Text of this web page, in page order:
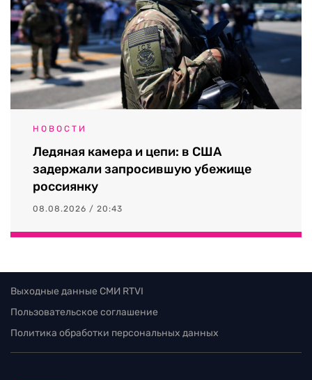
НОВОСТИ
Ледяная камера и цепи: в США
задержали запросившую убежище
россиянку
08.08.2026 / 20:43
Выходные данные СМИ RTVI
Пользовательское соглашение
Политика обработки персональных данных